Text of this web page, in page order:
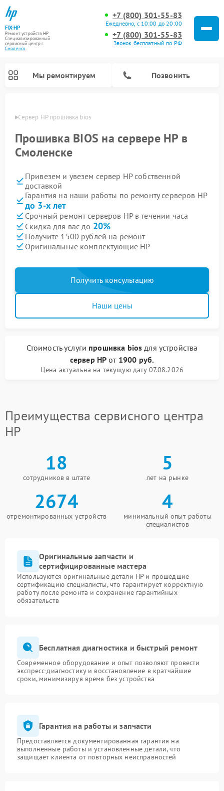
FIX-HP
Ремонт устройств HP
Специализированный
cервисный центр г.
Смоленск
+7 (800) 301-55-83
Ежедневно, с 10:00 до 20:00
+7 (800) 301-55-83
Звонок бесплатный по РФ
Мы ремонтируем Позвонить
Сервер HP прошивка bios
Прошивка BIOS на сервере HP в
Смоленске
Привезем и увезем сервер HP собственной
доставкой
Гарантия на наши работы по ремонту серверов HP
до 3-х лет
Срочный ремонт серверов HP в течении часа
Скидка для вас до 20%
Получите 1500 рублей на ремонт
Оригинальные комплектующие HP
Получить консультацию
Наши цены
Стоимость услуги прошивка bios для устройства
сервер HP от 1900 руб.
Цена актуальна на текущую дату 07.08.2026
Преимущества сервисного центра
HP
18
сотрудников в штате
5
лет на рынке
2674
отремонтированных устройств
4
минимальный опыт работы
специалистов
Оригинальные запчасти и
сертифицированные мастера
Используются оригинальные детали HP и прошедшие
сертификацию специалисты, что гарантирует корректную
работу после ремонта и сохранение гарантийных
обязательств
Бесплатная диагностика и быстрый ремонт
Современное оборудование и опыт позволяют провести
экспресс-диагностику и восстановление в кратчайшие
сроки, минимизируя время без устройства
Гарантия на работы и запчасти
Предоставляется документированная гарантия на
выполненные работы и установленные детали, что
защищает клиента от повторных неисправностей